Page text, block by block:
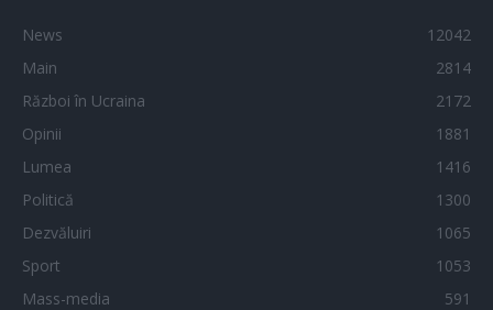
News
12042
Main
2814
Război în Ucraina
2172
Opinii
1881
Lumea
1416
Politică
1300
Dezvăluiri
1065
Sport
1053
Mass-media
591